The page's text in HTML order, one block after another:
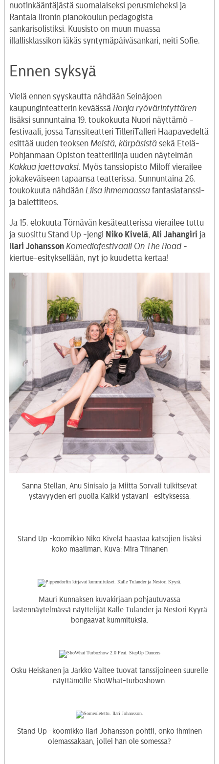
nuotinkääntäjästä suomalaiseksi perusmieheksi ja
Rantala Iironin pianokoulun pedagogista
sankarisolistiksi. Kuusisto on muun muassa
illallisklassikon iäkäs syntymäpäiväsankari, neiti Sofie.
Ennen syksyä
Vielä ennen syyskautta nähdään Seinäjoen
kaupunginteatterin keväässä Ronja ryövärintyttären
lisäksi sunnuntaina 19. toukokuuta Nuori näyttämö -
festivaali, jossa Tanssiteatteri TilleriTalleri Haapavedeltä
esittää uuden teoksen Meistä, kärpäsistä sekä Etelä-
Pohjanmaan Opiston teatterilinja uuden näytelmän
Kakkua jaettavaksi. Myös tanssiopisto Miloff vierailee
jokakeväiseen tapaansa teatterissa. Sunnuntaina 26.
toukokuuta nähdään Liisa ihmemaassa fantasiatanssi-
ja balettiteos.
Ja 15. elokuuta Törnävän kesäteatterissa vierailee tuttu
ja suosittu Stand Up -jengi Niko Kivelä, Ali Jahangiri ja
Ilari Johansson Komediafestivaali On The Road -
kiertue-esityksellään, nyt jo kuudetta kertaa!
Sanna Stellan, Anu Sinisalo ja Miitta Sorvali tulkitsevat
ystävyyden eri puolia Kaikki ystäväni -esityksessä.
Stand Up -koomikko Niko Kivelä haastaa katsojien lisäksi
koko maailman. Kuva: Mira Tiinanen
Mauri Kunnaksen kuvakirjaan pohjautuvassa
lastennäytelmässä näyttelijät Kalle Tulander ja Nestori Kyyrä
bongaavat kummituksia.
Osku Heiskanen ja Jarkko Valtee tuovat tanssijoineen suurelle
näyttämölle ShoWhat-turboshown.
Stand Up -koomikko Ilari Johansson pohtii, onko ihminen
olemassakaan, jollei hän ole somessa?